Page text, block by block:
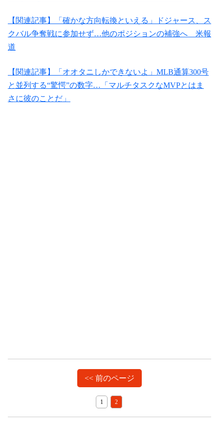
【関連記事】「確かな方向転換といえる」ドジャース、ス
クバル争奪戦に参加せず…他のポジションの補強へ 米報
道
【関連記事】「オオタニしかできないよ」MLB通算300号
と並列する“驚愕”の数字…「マルチタスクなMVPとはま
さに彼のことだ」
<< 前のページ
1 2